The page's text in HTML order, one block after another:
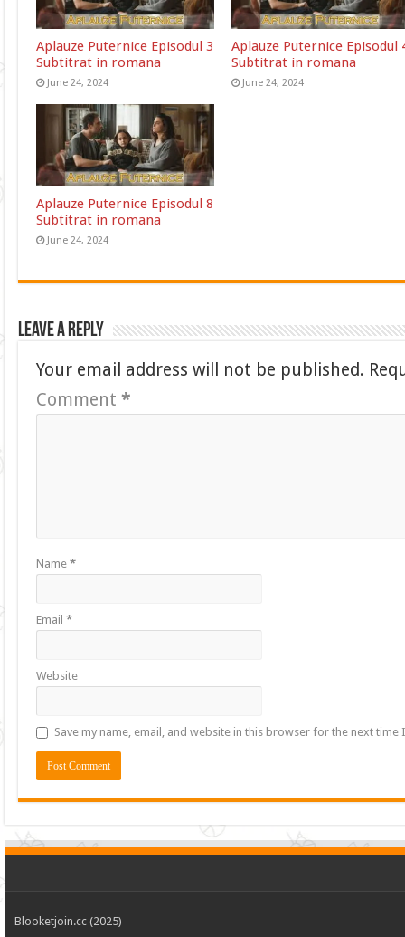
Aplauze Puternice Episodul 3
Subtitrat in romana
June 24, 2024
Aplauze Puternice Episodul
Subtitrat in romana
June 24, 2024
Aplauze Puternice Episodul 8
Subtitrat in romana
June 24, 2024
Leave a Reply
Your email address will not be published.
Comment*
Name*
Email*
Website
Save my name, email, and website in this browser for the next time
Blooketjoin.cc (2025)